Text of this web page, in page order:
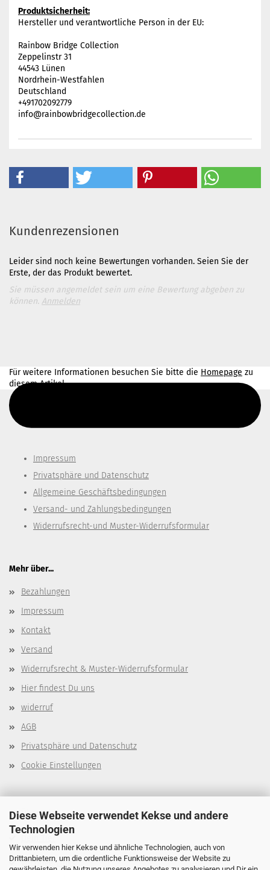
Diese Webseite verwendet Kekse und andere
Technologien
Wir verwenden hier Kekse und ähnliche Technologien, auch von
Drittanbietern, um die ordentliche Funktionsweise der Website zu
Produktsicherheit:
Hersteller und verantwortliche Person in der EU:
Rainbow Bridge Collection
Zeppelinstr 31
44543 Lünen
Nordrhein-Westfahlen
Deutschland
+491702092779
info@rainbowbridgecollection.de
Kundenrezensionen
Leider sind noch keine Bewertungen vorhanden. Seien Sie der
Erste, der das Produkt bewertet.
Sie müssen angemeldet sein um eine Bewertung abgeben zu
können. Anmelden
Für weitere Informationen besuchen Sie bitte die Homepage zu
diesem Artikel.
Impressum
Privatsphäre und Datenschutz
Allgemeine Geschäftsbedingungen
Versand- und Zahlungsbedingungen
Widerrufsrecht-und Muster-Widerrufsformular
Mehr über...
Bezahlungen
Impressum
Kontakt
Versand
Widerrufsrecht & Muster-Widerrufsformular
Hier findest Du uns
widerruf
AGB
Privatsphäre und Datenschutz
Cookie Einstellungen
Über mich
Dein Tier
Wichtige Links